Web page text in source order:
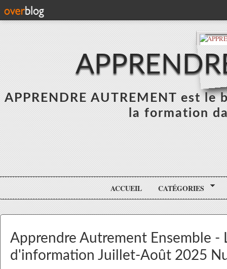
APPRENDRE AUTREMENT est
la formation
ACCUEIL CATÉGORIES
Apprendre Autrement Ensemble -
d'information Juillet-Août 2025